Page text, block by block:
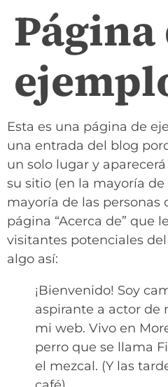
Página
Esta es una página de
una entrada del blog
un solo lugar y
su sitio (en la mayoría de
mayoría de las personas
página “Acerca de” que
visitantes potenciales
algo así:
¡Bienvenido! Soy
aspirante a actor de
mi web. Vivo en
perro que se llama
el mezcal. (Y las